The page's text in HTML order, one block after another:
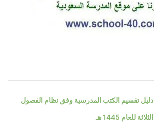
دليل تقسيم الكتب المدرسية وفق نظام الفصول
الثلاثة للعام 1445 هـ